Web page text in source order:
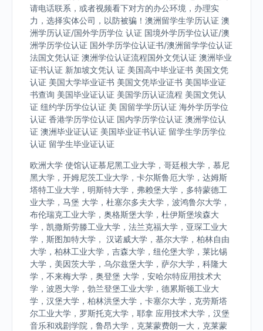
请电话联系，或者视频看下对方的办公环境，办理实
力，选择实体公司，以防被骗！澳洲留学生学历认证 澳
洲学历认证/国外学历学位 认证 国境外学历学位认证/澳
洲学历学位认证 国外学历学位认证书/澳洲留学学位认证
法国文凭认证 澳洲学位认证流程国外文凭认证 澳洲毕业
证书认证 新加坡文凭认 证 美国高中毕业证书 美国文凭
认证 美国大学毕业证书 美国文凭毕业证书 美国毕业证
书查询 美国毕业证认证 美国学历认证流程 美国文凭认
证 纽约学历学位认证 美 国留学学历认证 海外学历学位
认证 香港学历学位认证 国内学历学位认证 澳洲学位认
证 澳洲毕业证认证 美国毕业证书认证 留学生学历学位
认证 留学生毕业证认证
欧洲大学 使馆认证慕尼黑工业大学，哥廷根大学，慕尼
黑大学，开姆尼茨工业大学，卡尔斯鲁厄大学，达姆斯
塔特工业大学，明斯特大学，弗赖堡大学，多特蒙德工
业大学，马堡 大学，杜塞尔多夫大学，波鸿鲁尔大学，
布伦瑞克工业大学，奥格斯堡大学，杜伊斯堡埃森大
学，凯撒斯劳滕工业大学，法兰克福大学，亚琛工业大
学，斯图加特大学， 汉诺威大学，基尔大学，柏林自由
大学，柏林工业大学，吉森大学，纽伦堡大学，莱比锡
大学，美因茨大学，乌尔兹堡大学，萨尔大学，科隆大
学，不来梅大学，奥登堡 大学，安哈尔特应用技术大
学，波恩大学，勃兰登堡工业大学，德累斯顿工业大
学，汉堡大学，柏林洪堡大学，卡塞尔大学，克劳斯塔
尔工业大学，罗斯托克大学，耶拿 应用技术大学，汉堡
音乐和戏剧学院，鲁昂大学，克莱蒙费朗一大，克莱蒙